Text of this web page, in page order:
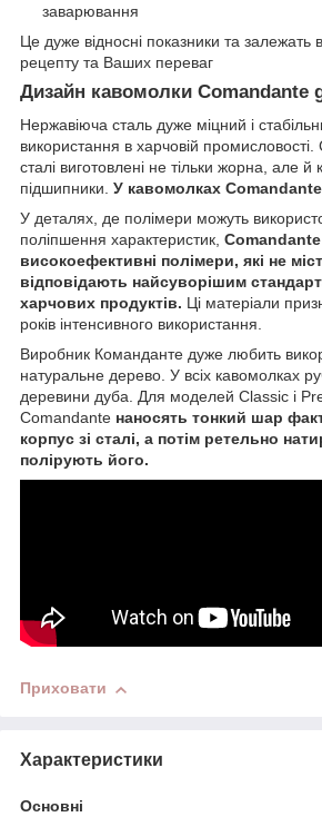
заварювання
Це дуже відносні показники та залежать
рецепту та Ваших переваг
Дизайн кавомолки Comandante
Нержавіюча сталь дуже міцний і
використання в харчовій
сталі виготовлені не тільки жорна, але й
підшипники. У кавомолках
У деталях, де полімери можуть
поліпшення характеристик,
високоефективні полімери, які не
відповідають найсуворішим
харчових продуктів. Ці матеріали
років інтенсивного використання.
Виробник Команданте дуже любить
натуральне дерево. У всіх кавомолках
деревини дуба. Для моделей Classic і
Comandante наносять тонкий шар
корпус зі сталі, а потім ретельно
полірують його.
Приховати
Характеристики
Основні